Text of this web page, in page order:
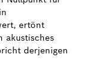
ertönt
akustisches
derjenigen